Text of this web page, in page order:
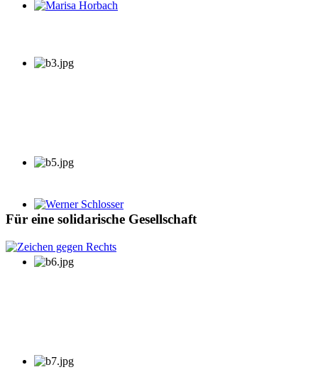
Werner Schlosser
Für eine solidarische Gesellschaft